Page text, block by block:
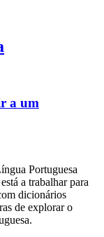
a um
Portuguesa
a trabalhar para
dicionários
de explorar o